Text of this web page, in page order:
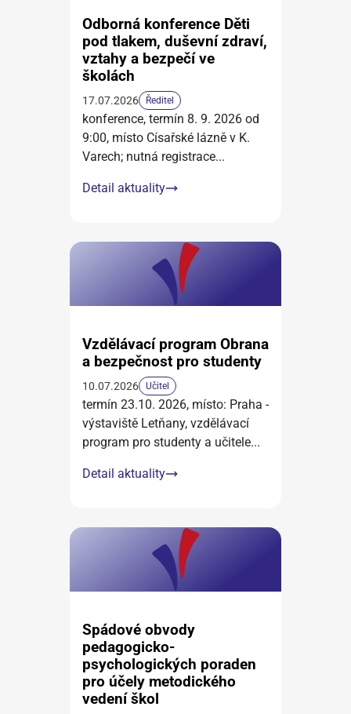
Odborná konference Děti
pod tlakem, duševní zdraví,
vztahy a bezpečí ve
školách
17.07.2026 Ředitel
konference, termín 8. 9. 2026 od
9:00, místo Císařské lázně v K.
Varech; nutná registrace...
Detail aktuality
Vzdělávací program Obrana
a bezpečnost pro studenty
10.07.2026 Učitel
termín 23.10. 2026, místo: Praha -
výstaviště Letňany, vzdělávací
program pro studenty a učitele...
Detail aktuality
Spádové obvody
pedagogicko-
psychologických poraden
pro účely metodického
vedení škol